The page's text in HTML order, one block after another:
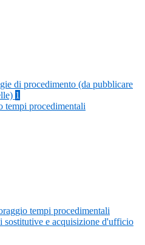
di procedimento (da pubblicare
1
tempi procedimentali
tempi procedimentali
sostitutive e acquisizione d'ufficio